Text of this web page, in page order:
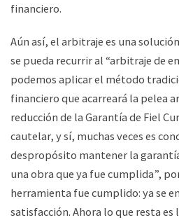
financiero.
Aún así, el arbitraje es una
se pueda recurrir al “arbitraje de
podemos aplicar el método
financiero que acarreará la pelea
reducción de la Garantía de Fiel
cautelar, y sí, muchas veces es
despropósito mantener la
una obra que ya fue cumplida”,
herramienta fue cumplido: ya se
satisfacción. Ahora lo que resta